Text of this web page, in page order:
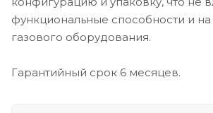
функциональные способности и на
газового оборудования.
Гарантийный срок 6 месяцев.